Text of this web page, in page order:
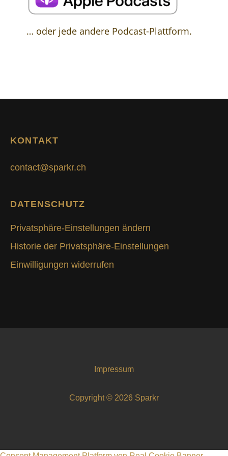
… oder jede andere Podcast-Plattform.
KONTAKT
contact@sparkr.ch
DATENSCHUTZ
Privatsphäre-Einstellungen ändern
Historie der Privatsphäre-Einstellungen
Einwilligungen widerrufen
Impressum
Copyright © 2026 Sparkr